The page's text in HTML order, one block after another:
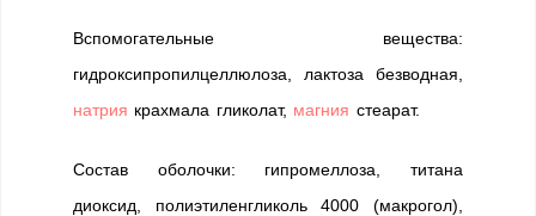
Вспомогательные вещества:
гидроксипропилцеллюлоза, лактоза безводная,
натрия крахмала гликолат, магния стеарат.
Состав оболочки: гипромеллоза, титана
диоксид, полиэтиленгликоль 4000 (макрогол),